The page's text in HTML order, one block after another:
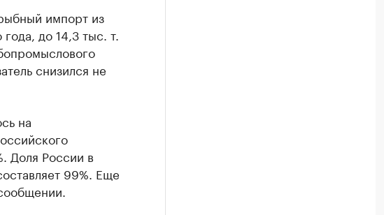
импорт из
до 14,3 тыс. т.
снизился не
на
Доля России в
99%. Еще